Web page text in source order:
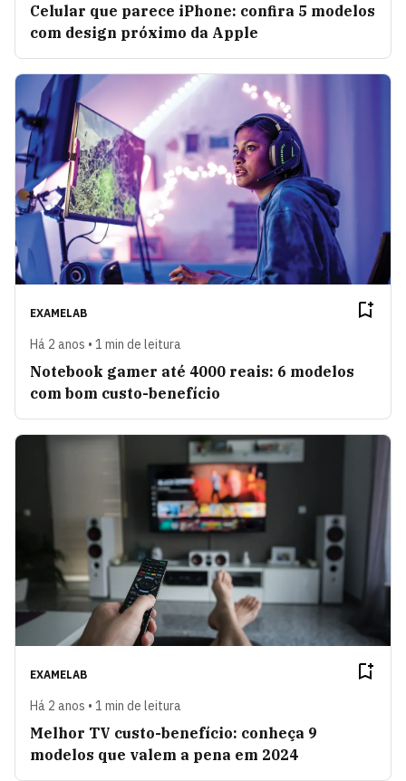
Celular que parece iPhone: confira 5 modelos
com design próximo da Apple
EXAMELAB
Há 2 anos • 1 min de leitura
Notebook gamer até 4000 reais: 6 modelos
com bom custo-benefício
EXAMELAB
Há 2 anos • 1 min de leitura
Melhor TV custo-benefício: conheça 9
modelos que valem a pena em 2024